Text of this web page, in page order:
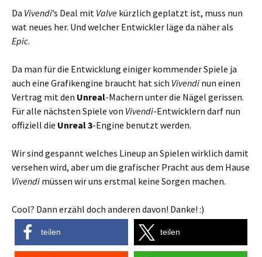
Da Vivendi’s Deal mit Valve kürzlich geplatzt ist, muss nun
wat neues her. Und welcher Entwickler läge da näher als
Epic.
Da man für die Entwicklung einiger kommender Spiele ja
auch eine Grafikengine braucht hat sich Vivendi nun einen
Vertrag mit den Unreal-Machern unter die Nägel gerissen.
Für alle nächsten Spiele von Vivendi-Entwicklern darf nun
offiziell die Unreal 3-Engine benutzt werden.
Wir sind gespannt welches Lineup an Spielen wirklich damit
versehen wird, aber um die grafischer Pracht aus dem Hause
Vivendi müssen wir uns erstmal keine Sorgen machen.
Cool? Dann erzähl doch anderen davon! Danke! :)
teilen teilen